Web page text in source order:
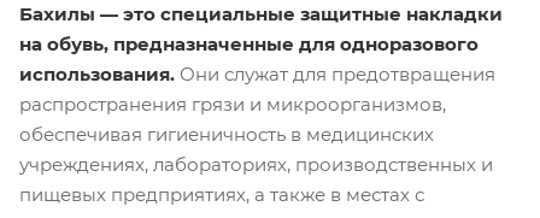
Бахилы — это специальные защитные накладки
на обувь, предназначенные для одноразового
использования. Они служат для предотвращения
распространения грязи и микроорганизмов,
обеспечивая гигиеничность в медицинских
учреждениях, лабораториях, производственных и
пищевых предприятиях, а также в местах с